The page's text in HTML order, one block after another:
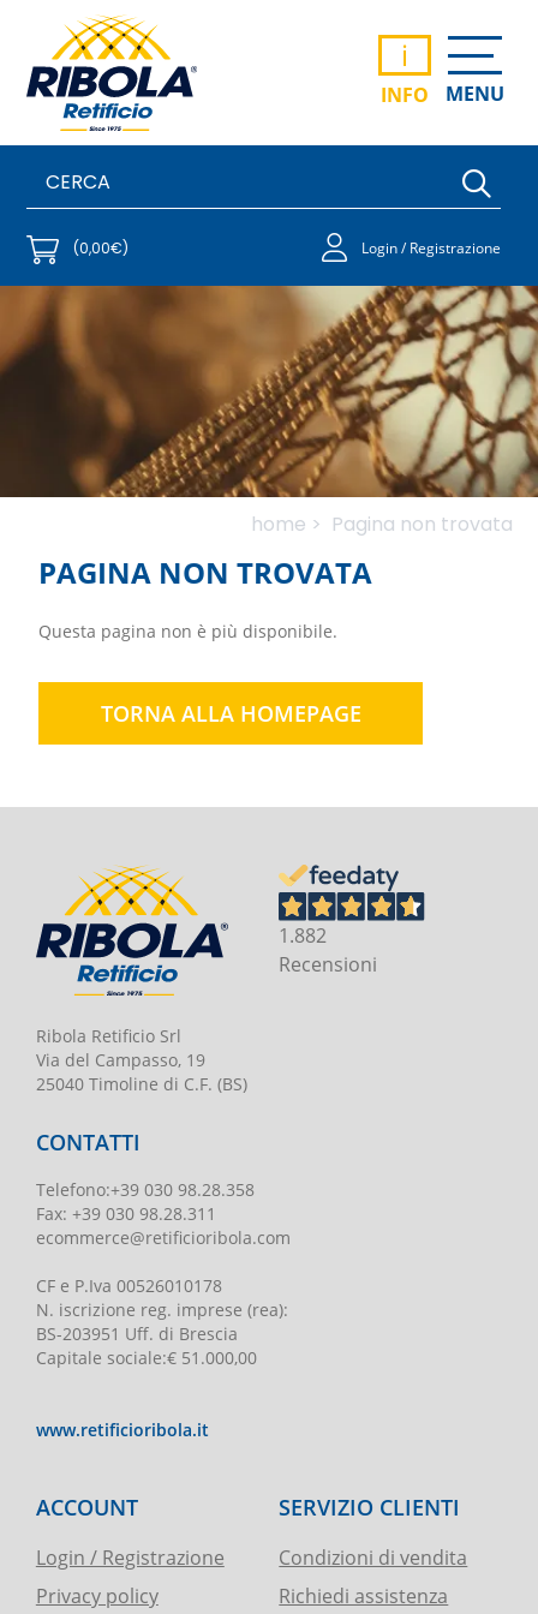
i
INFO MENU
(0,00€) Login / Registrazione
home > Pagina non trovata
PAGINA NON TROVATA
Questa pagina non è più disponibile.
TORNA ALLA HOMEPAGE
Ribola Retificio Srl
Via del Campasso, 19
25040 Timoline di C.F. (BS)
1.882
Recensioni
CONTATTI
Telefono:+39 030 98.28.358
Fax: +39 030 98.28.311
ecommerce@retificioribola.com
CF e P.Iva 00526010178
N. iscrizione reg. imprese (rea):
BS-203951 Uff. di Brescia
Capitale sociale:€ 51.000,00
www.retificioribola.it
ACCOUNT
Login / Registrazione
Privacy policy
SERVIZIO CLIENTI
Condizioni di vendita
Richiedi assistenza